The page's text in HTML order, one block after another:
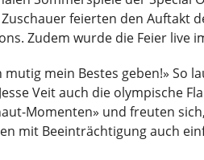
feierten den
Zudem wurde die Feier live
mein Bestes geben!» So
Veit auch die olympische
Momenten» und freuten
mit Beeinträchtigung auch